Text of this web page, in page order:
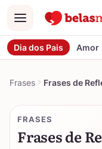
Menu
Dia dos Pais Amor
Frases Frases de
FRASES
Frases de